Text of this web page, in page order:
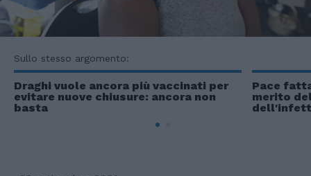
Sullo stesso argomento:
Draghi vuole ancora più vaccinati per
evitare nuove chiusure: ancora non
basta
Pace
merito